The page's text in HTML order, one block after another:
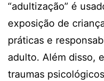
“adultização” é
exposição de
práticas e
adulto. Além disso,
traumas